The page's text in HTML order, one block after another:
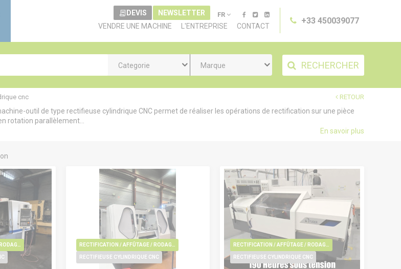
+33 450039077
DEVIS NEWSLETTER FR
VENDRE UNE MACHINE L'ENTREPRISE CONTACT
Categorie Marque RECHERCHER
RETOUR
cnc
outil de type rectifieuse cylindrique CNC permet de réaliser les opérations de rectification sur une pièce
rotation parallèlement...
En savoir plus
RECTIFIEUSE CYLINDRIQUE CNC RECTIFIEUSE CYLINDRIQUE CNC